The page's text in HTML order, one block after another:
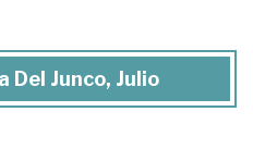
Del Junco, Julio